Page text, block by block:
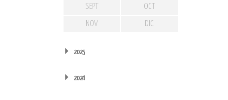
SEPT OCT
NOV DIC
2025
2024